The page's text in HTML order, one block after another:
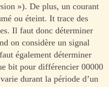
»). De plus, un courant
ou éteint. It trace des
Il faut donc déterminer
on considère un signal
également déterminer
bit pour différencier 00000
durant la période d’un